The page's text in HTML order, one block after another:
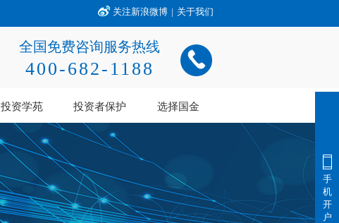
关注新浪微博 | 关于我们
全国免费咨询服务热线
400-682-1188
投资学苑 投资者保护 选择国金
手
机
开
户